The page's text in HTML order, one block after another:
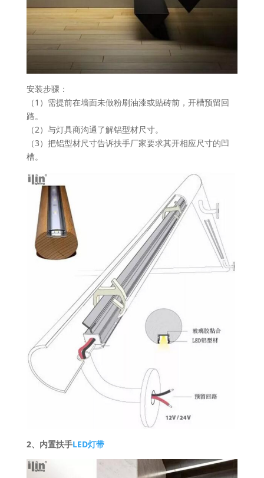
安装步骤：
（1）需提前在墙面未做粉刷油漆或贴砖前，开槽预留回
路。
（2）与灯具商沟通了解铝型材尺寸。
（3）把铝型材尺寸告诉扶手厂家要求其开相应尺寸的凹
槽。
2、内置扶手LED灯带